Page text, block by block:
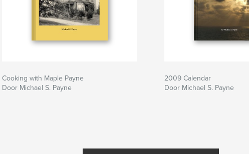
Cooking with Maple Payne
Door Michael S. Payne
2009 Calendar
Door Michael S. Payne